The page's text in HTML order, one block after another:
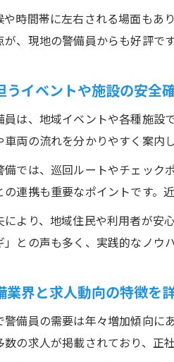
や時間帯に左右される場面もあ
、現地の警備員からも好評です
うイベントや施設の安全
員は、地域イベントや各種施設
両の流れを分かりやすく案内
備では、巡回ルートやチェッ
の連携も重要なポイントです。
により、地域住民や利用者が安
との声も多く、実践的なノウ
業界と求人動向の特徴を
警備員の需要は年々増加傾向に
の求人が掲載されており、正